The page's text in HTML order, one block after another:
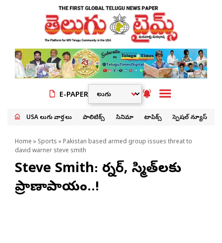
E-PAPER
USA తెలుగు వార్తలు పాలిటిక్స్ సినిమా టాపిక్స్ స్పెషల్ న్యూస్
Home » Sports » Pakistan based armed group issues threat to
david warner steve smith
Steve Smith: వార్నర్, స్మిత్‌లకు
ప్రాణాపాయం..!